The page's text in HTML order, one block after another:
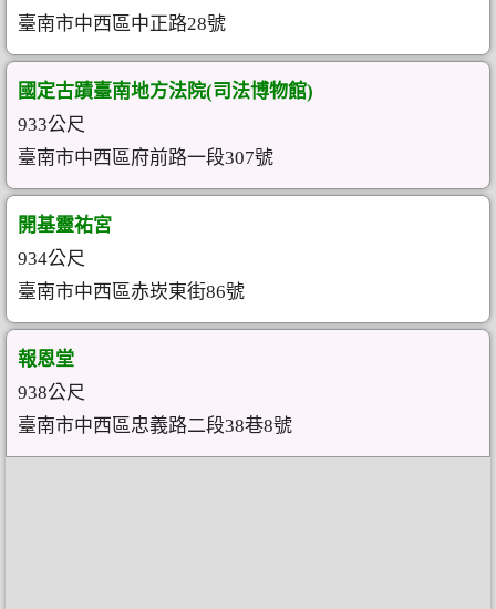
臺南市中西區中正路28號
國定古蹟臺南地方法院(司法博物館)
933公尺
臺南市中西區府前路一段307號
開基靈祐宮
934公尺
臺南市中西區赤崁東街86號
報恩堂
938公尺
臺南市中西區忠義路二段38巷8號